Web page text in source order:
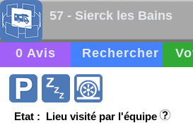
57 - Sierck les Bains
0 Avis Rechercher
Etat : Lieu visité par l'équipe